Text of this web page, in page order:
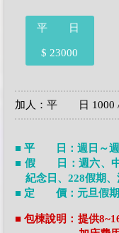
平 日
$ 23000
加人：平 日
■ 平 日：週日～
■ 假 日：週六、中
紀念日、228假期
■ 定 價：元旦假期
■ 包棟說明：提供